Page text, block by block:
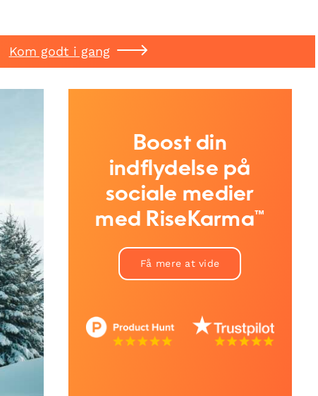
Kom godt i gang
Boost din
indflydelse på
sociale medier
med RiseKarma™
Få mere at vide